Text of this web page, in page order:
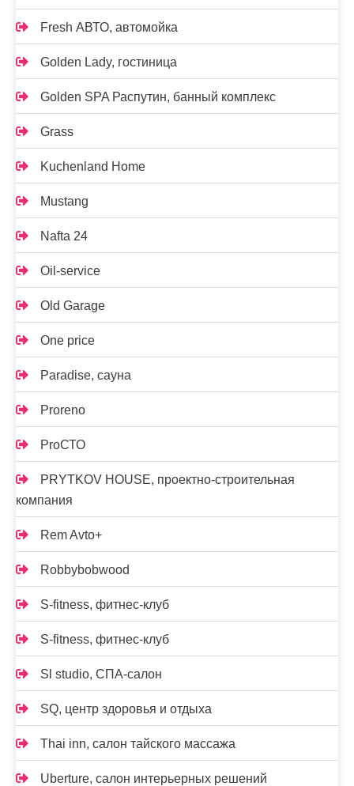
Fresh АВТО, автомойка
Golden Lady, гостиница
Golden SPA Распутин, банный комплекс
Grass
Kuchenland Home
Mustang
Nafta 24
Oil-service
Old Garage
One price
Paradise, сауна
Proreno
ProСТО
PRYTKOV HOUSE, проектно-строительная
компания
Rem Avto+
Robbybobwood
S-fitness, фитнес-клуб
S-fitness, фитнес-клуб
Sl studio, СПА-салон
SQ, центр здоровья и отдыха
Thai inn, салон тайского массажа
Uberture, салон интерьерных решений